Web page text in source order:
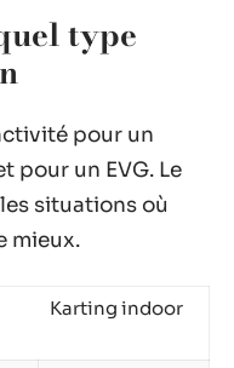
type
pour un
pour un EVG. Le
situations où
mieux.
Karting indoor